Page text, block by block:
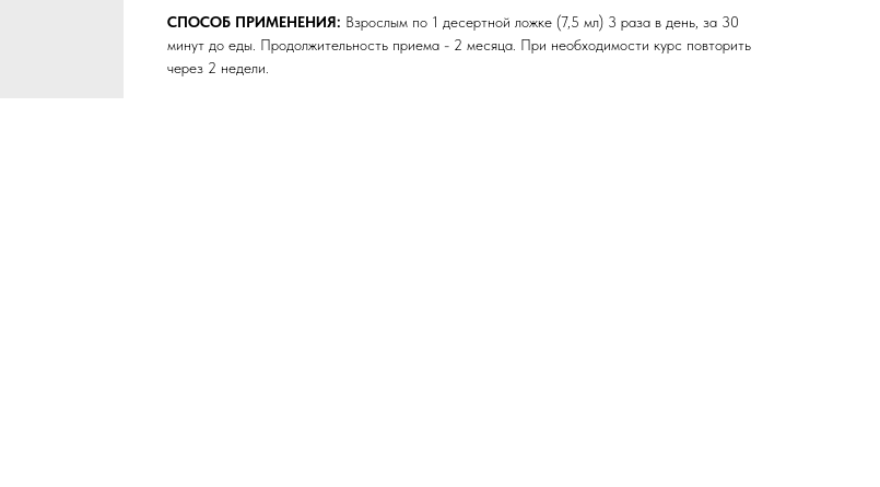
СПОСОБ ПРИМЕНЕНИЯ: Взрослым по 1 десертной ложке (7,5 мл) 3 раза в день, за 30
минут до еды. Продолжительность приема - 2 месяца. При необходимости курс повторить
через 2 недели.